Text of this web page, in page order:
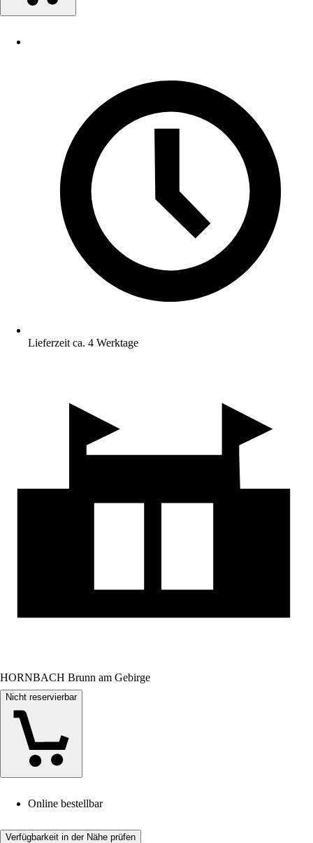
Lieferzeit ca. 4 Werktage
HORNBACH Brunn am Gebirge
Nicht reservierbar
Online bestellbar
Verfügbarkeit in der Nähe prüfen